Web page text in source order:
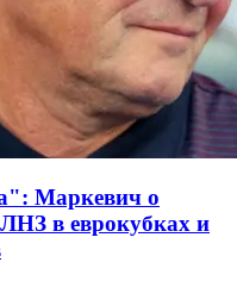
Маркевич о
в еврокубках и